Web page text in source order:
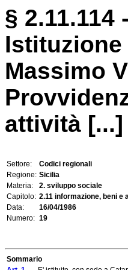
§ 2.11.114
Massimo
attività [...]
Settore:
Codici regionali
Regione: Sicilia
Materia:
2. sviluppo sociale
Capitolo: 2.11 informazione, beni e
Data:
16/04/1986
Numero: 19
Sommario